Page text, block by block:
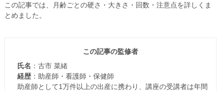
この記事では、月齢ごとの硬さ・大きさ・回数・注意点を詳しくま
とめました。
この記事の監修者
氏名 ：古市 菜緒
経歴 ：助産師・看護師・保健師
助産師として1万件以上の出産に携わり、講座の受講者は年間